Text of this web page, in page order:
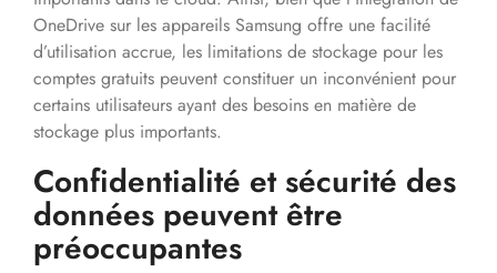
OneDrive sur les appareils Samsung offre une facilité
d’utilisation accrue, les limitations de stockage pour les
comptes gratuits peuvent constituer un inconvénient pour
certains utilisateurs ayant des besoins en matière de
stockage plus importants.
Confidentialité et sécurité des
données peuvent être
préoccupantes